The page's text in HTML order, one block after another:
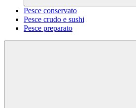
Pesce conservato
Pesce crudo e sushi
Pesce preparato